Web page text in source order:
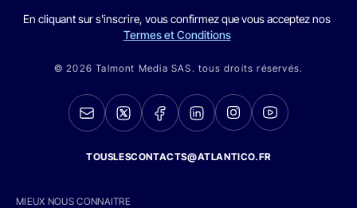
En cliquant sur s'inscrire, vous confirmez que vous acceptez nos
Termes et Conditions
© 2026 Talmont Media SAS. tous droits réservés.
TOUSLESCONTACTS@ATLANTICO.FR
MIEUX NOUS CONNAITRE